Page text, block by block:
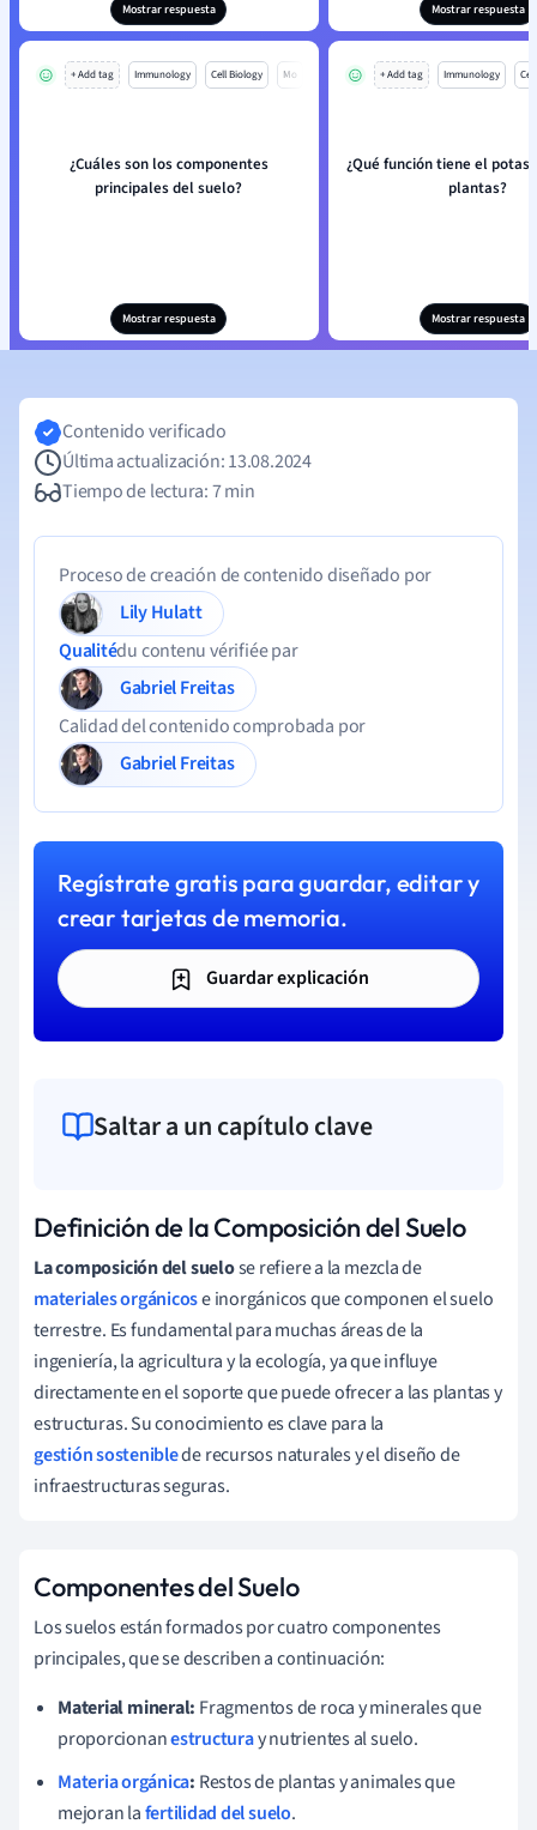
Mostrar respuesta Mostrar respuesta
+ Add tag Immunology Cell Biology Mo
¿Cuáles son los componentes
principales del suelo?
Mostrar respuesta
+ Add tag Immunology
¿Qué función tiene el
plantas?
Mostrar respuesta
Contenido verificado
Última actualización: 13.08.2024
Tiempo de lectura: 7 min
Proceso de creación de contenido diseñado por
Lily Hulatt
Qualitédu contenu vérifiée par
Gabriel Freitas
Calidad del contenido comprobada por
Gabriel Freitas
Regístrate gratis para guardar, editar y
crear tarjetas de memoria.
Guardar explicación
Saltar a un capítulo clave
Definición de la Composición del Suelo
La composición del suelose refiere a la mezcla de
materiales orgánicose inorgánicos que componen el suelo
terrestre. Es fundamental para muchas áreas de la
ingeniería, la agricultura y la ecología, ya que influye
directamente en el soporte que puede ofrecer a las plantas y
estructuras. Su conocimiento es clave para la
gestión sosteniblede recursos naturales y el diseño de
infraestructuras seguras.
Componentes del Suelo
Los suelos están formados por cuatro componentes
principales, que se describen a continuación:
Material mineral: Fragmentos de roca y minerales que
proporcionanestructuray nutrientes al suelo.
Materia orgánica: Restos de plantas y animales que
mejoran lafertilidad del suelo.